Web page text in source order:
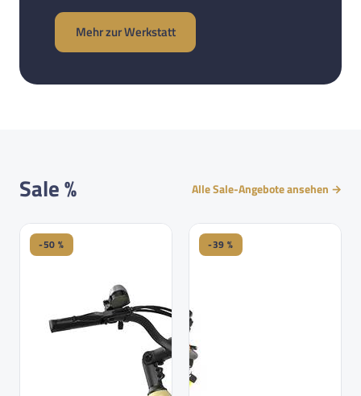
Mehr zur Werkstatt
Sale % Alle Sale-Angebote ansehen →
-50 % -39 %